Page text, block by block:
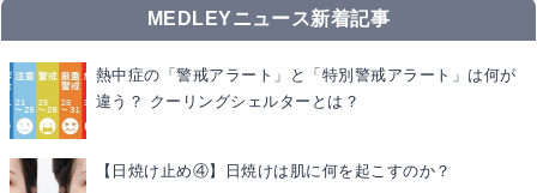
MEDLEYニュース新着記事
熱中症の「警戒アラート」と「特別警戒アラート」は何が
違う？ クーリングシェルターとは？
【日焼け止め④】日焼けは肌に何を起こすのか？